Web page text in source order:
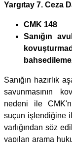
Yargıtay 7. Ceza
CMK 148
Sanığın
Sanığın hazırlık
savunmasının
nedeni ile
suçun işlendiğine
varlığından söz
yapılan arama